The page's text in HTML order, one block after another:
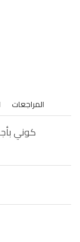
المراجعات
كوني